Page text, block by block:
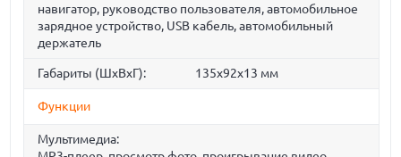
навигатор, руководство пользователя, автомобильное
зарядное устройство, USB кабель, автомобильный
держатель
Габариты (ШхВхГ): 135x92x13 мм
Функции
Мультимедиа: